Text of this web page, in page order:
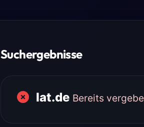
Suchergebnisse
lat.de Bereits